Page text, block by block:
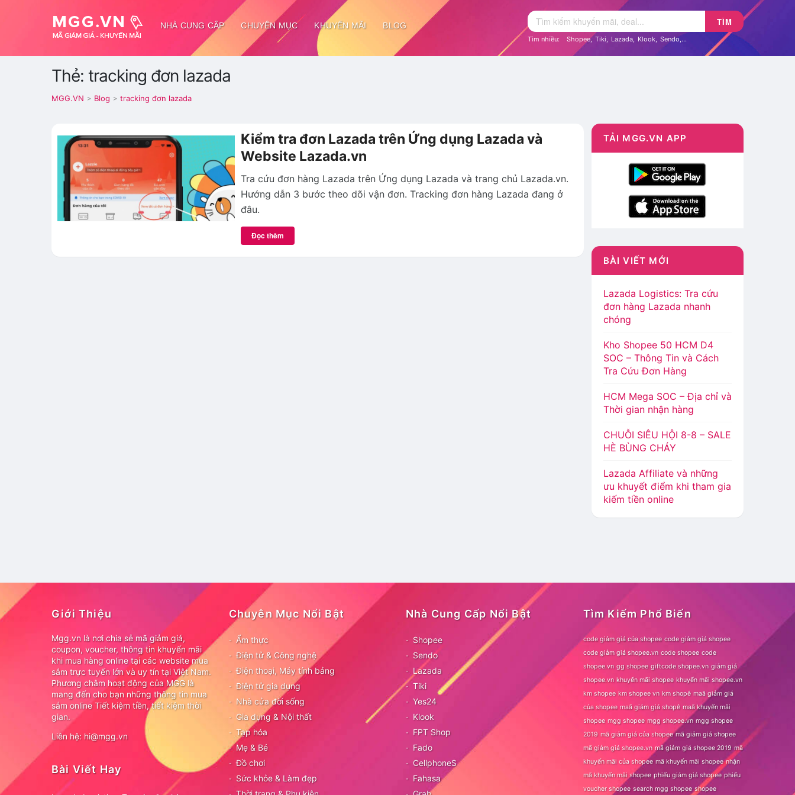
NHÀ CUNG CẤP CHUYÊN MỤC KHUYẾN MÃI BLOG TÌM
Tìm nhiều: Shopee, Tiki, Lazada, Klook, Sendo,...
Thẻ: tracking đơn lazada
MGG.VN > Blog > tracking đơn lazada
Kiểm tra đơn Lazada trên Ứng dụng Lazada và
Website Lazada.vn
Tra cứu đơn hàng Lazada trên Ứng dụng Lazada và trang chủ Lazada.vn.
Hướng dẫn 3 bước theo dõi vận đơn. Tracking đơn hàng Lazada đang ở
đâu.
Đọc thêm
TẢI MGG.VN APP
BÀI VIẾT MỚI
Lazada Logistics: Tra cứu
đơn hàng Lazada nhanh
chóng
Kho Shopee 50 HCM D4
SOC – Thông Tin và Cách
Tra Cứu Đơn Hàng
HCM Mega SOC – Địa chỉ và
Thời gian nhận hàng
CHUỖI SIÊU HỘI 8-8 – SALE
HÈ BÙNG CHÁY
Lazada Affiliate và những
ưu khuyết điểm khi tham gia
kiếm tiền online
Giới Thiệu
Mgg.vn là nơi chia sẻ mã giảm giá,
coupon, voucher, thông tin khuyến mãi
khi mua hàng online tại các website mua
sắm trực tuyến lớn và uy tín tại Việt Nam.
Phương châm hoạt động của MGG là
mang đến cho bạn những thông tin mua
sắm online Tiết kiệm tiền, tiết kiệm thời
gian.
Liên hệ: hi@mgg.vn
Bài Viết Hay
Chuyên Mục Nổi Bật
Ẩm thực
Điện tử & Công nghệ
Điện thoại, Máy tính bảng
Điện tử gia dụng
Nhà cửa đời sống
Gia dụng & Nội thất
Tạp hóa
Mẹ & Bé
Đồ chơi
Sức khỏe & Làm đẹp
Nhà Cung Cấp Nổi Bật
Shopee
Sendo
Lazada
Tiki
Yes24
Klook
FPT Shop
Fado
CellphoneS
Fahasa
Tìm Kiếm Phổ Biến
code giảm giá của shopee code giảm giá shopee
code giảm giá shopee.vn code shopee code
shopee.vn gg shopee giftcode shopee.vn giảm giá
shopee.vn khuyến mãi shopee khuyến mãi shopee.vn
km shopee km shopee vn km shopê maã giảm giá
của shopee maã giảm giá shopê maã khuyến mãi
shopee mgg shopee mgg shopee.vn mgg shopee
2019 mã giảm giá của shopee mã giảm giá shopee
mã giảm giá shopee.vn mã giảm giá shopee 2019 mã
khuyến mãi của shopee mã khuyến mãi shopee nhận
mã khuyến mãi shopee phiếu giảm giá shopee phiếu
voucher shopee search mgg shopee shopee